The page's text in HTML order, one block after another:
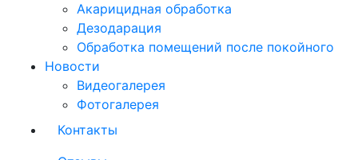
Акарицидная обработка
Дезодарация
Обработка помещений после покойного
Новости
Видеогалерея
Фотогалерея
Контакты